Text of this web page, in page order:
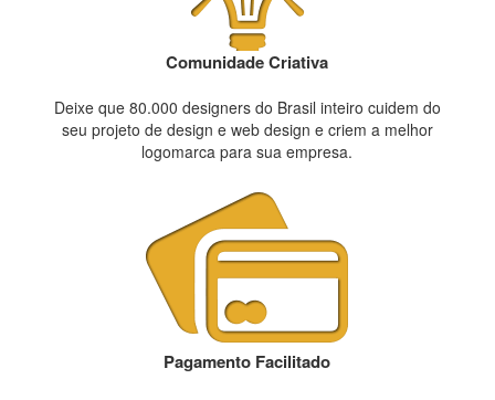
Comunidade Criativa
Deixe que 80.000 designers do Brasil inteiro cuidem do
seu projeto de design e web design e criem a melhor
logomarca para sua empresa.
Pagamento Facilitado